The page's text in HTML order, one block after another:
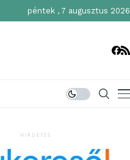
péntek , 7 augusztus 2026
HIRDETÉS